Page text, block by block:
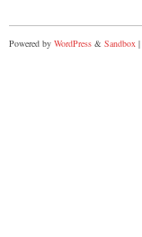
Powered by WordPress & Sandbox |